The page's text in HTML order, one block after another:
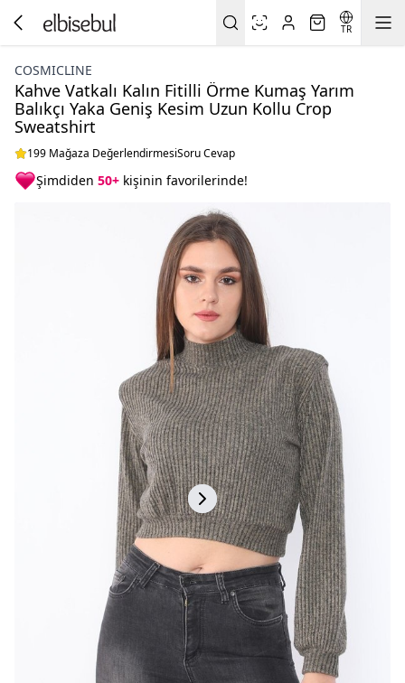
TR
COSMICLINE
Kahve Vatkalı Kalın Fitilli Örme Kumaş Yarım
Balıkçı Yaka Geniş Kesim Uzun Kollu Crop
Sweatshirt
199 Mağaza DeğerlendirmesiSoru Cevap
Şimdiden 50+ kişinin favorilerinde!